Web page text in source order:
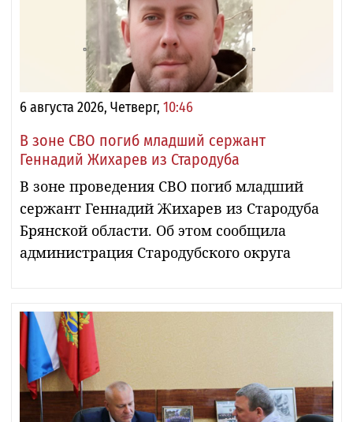
6 августа 2026, Четверг, 10:46
В зоне СВО погиб младший сержант
Геннадий Жихарев из Стародуба
В зоне проведения СВО погиб младший
сержант Геннадий Жихарев из Стародуба
Брянской области. Об этом сообщила
администрация Стародубского округа